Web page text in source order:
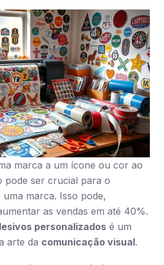
marca a um ícone ou cor ao
pode ser crucial para o
marca. Isso pode,
as vendas em até 40%.
personalizados é um
arte da comunicação visual.